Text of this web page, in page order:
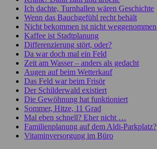
Ich dachte, Turnhallen wären Geschichte
Wenn das Bauchgefühl recht behält
Nicht bekommen ist nicht weggenommen
Kaffee ist Stadtplanung
Differenzierung stört, oder?
Da war doch mal ein Feld
Zeit am Wasser – anders als gedacht
Augen auf beim Wetterkauf
Das Feld war beim Frisör
Der Schilderwald existiert
Die Gewöhnung hat funktioniert
Sommer, Hitze, 11 Grad
Mal eben schnell? Eher nicht …
Familienplanung auf dem Aldi-Parkplatz?
Vitaminversorgung im Büro